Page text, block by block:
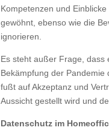
Kompetenzen und
gewöhnt, ebenso wie die
ignorieren.
Es steht außer Frage, dass
Bekämpfung der Pandemie
fußt auf Akzeptanz und
Aussicht gestellt wird und
Datenschutz im